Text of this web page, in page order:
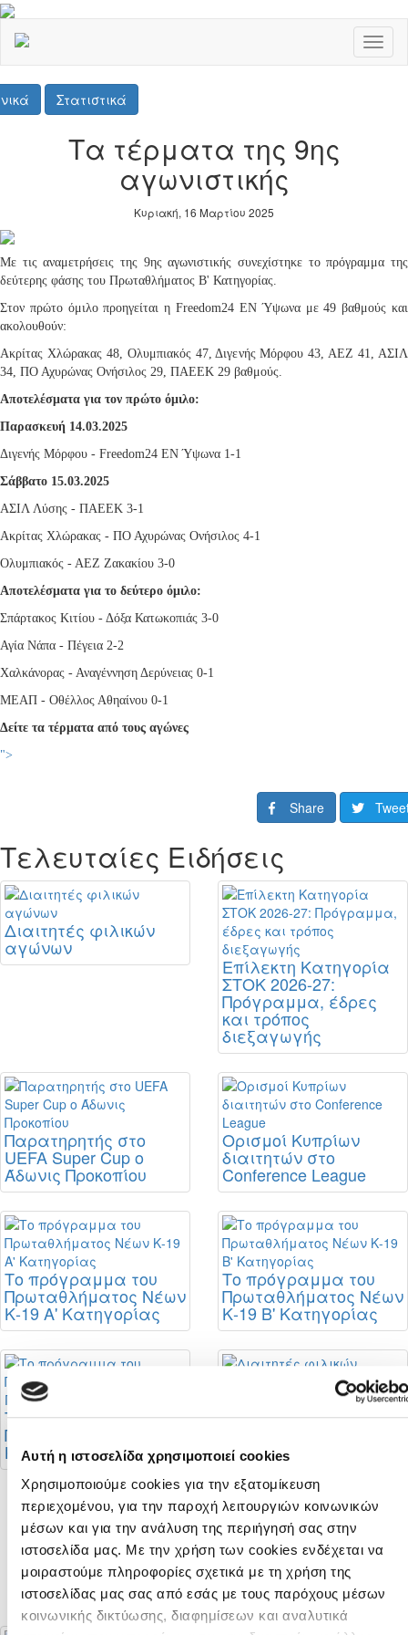
Αυτή η ιστοσελίδα χρησιμοποιεί cookies
Χρησιμοποιούμε cookies για την εξατομίκευση
περιεχομένου, για την παροχή λειτουργιών κοινωνικών
μέσων και για την ανάλυση της περιήγησή σας στην
ιστοσελίδα μας. Με την χρήση των cookies ενδέχεται να
μοιραστούμε πληροφορίες σχετικά με τη χρήση της
ιστοσελίδας μας σας από εσάς με τους παρόχους μέσων
κοινωνικής δικτύωσης, διαφημίσεων και αναλυτικά
Στατιστικά
Τα τέρματα της 9ης
αγωνιστικής
Κυριακή, 16 Μαρτίου 2025
Με τις αναμετρήσεις της 9ης αγωνιστικής συνεχίστηκε το πρόγραμμα της
δεύτερης φάσης του Πρωταθλήματος Β' Κατηγορίας.
Στον πρώτο όμιλο προηγείται η Freedom24 ΕΝ Ύψωνα με 49 βαθμούς και
ακολουθούν:
Ακρίτας Χλώρακας 48, Ολυμπιακός 47, Διγενής Μόρφου 43, ΑΕΖ 41, ΑΣΙΛ
34, ΠΟ Αχυρώνας Ονήσιλος 29, ΠΑΕΕΚ 29 βαθμούς.
Αποτελέσματα για τον πρώτο όμιλο:
Παρασκευή 14.03.2025
Διγενής Μόρφου - Freedom24 ΕΝ Ύψωνα 1-1
Σάββατο 15.03.2025
ΑΣΙΛ Λύσης - ΠΑΕΕΚ 3-1
Ακρίτας Χλώρακας - ΠΟ Αχυρώνας Ονήσιλος 4-1
Ολυμπιακός - ΑΕΖ Ζακακίου 3-0
Αποτελέσματα για το δεύτερο όμιλο:
Σπάρτακος Κιτίου - Δόξα Κατωκοπιάς 3-0
Αγία Νάπα - Πέγεια 2-2
Χαλκάνορας - Αναγέννηση Δερύνειας 0-1
ΜΕΑΠ - Οθέλλος Αθηαίνου 0-1
Δείτε τα τέρματα από τους αγώνες
">
Share
Τελευταίες Ειδήσεις
Διαιτητές φιλικών
αγώνων
Επίλεκτη Κατηγορία
ΣΤΟΚ 2026-27:
Πρόγραμμα, έδρες
και τρόπος
διεξαγωγής
Παρατηρητής στο
UEFA Super Cup ο
Άδωνις Προκοπίου
Ορισμοί Κυπρίων
διαιτητών στο
Conference League
Το πρόγραμμα του
Πρωταθλήματος Νέων
Κ-19 Α' Κατηγορίας
Το πρόγραμμα του
Πρωταθλήματος Νέων
Κ-19 Β' Κατηγορίας
Το πρόγραμμα του
Πρωταθλήματος Νέων
Κ-19 Γ' Κατηγορίας
Διαιτητές φιλικών
αγώνων
Σταθερή η θέση της
ΚΟΠ για στήριξη της
πορείας της
αναβάθμισης του
Futsal